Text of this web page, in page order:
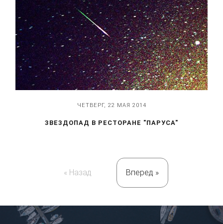
ЧЕТВЕРГ, 22 МАЯ 2014
ЗВЕЗДОПАД В РЕСТОРАНЕ "ПАРУСА"
« Назад Вперед »